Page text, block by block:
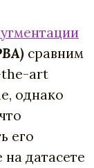
сравним
the-art
однако
его
датасете